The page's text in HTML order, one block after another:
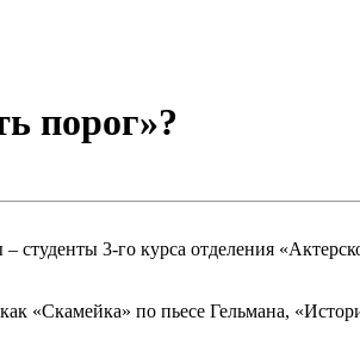
порог»?
3-го курса отделения
«Скамейка» по пьесе Гельмана,